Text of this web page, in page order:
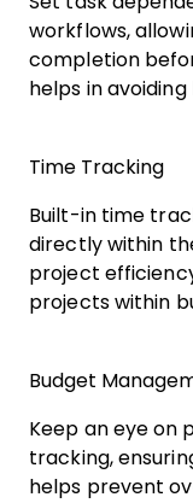
workflows,
completion
helps in
Time Tracking
Built-in time
directly within
project
projects within
Budget
Keep an eye on
tracking,
helps prevent